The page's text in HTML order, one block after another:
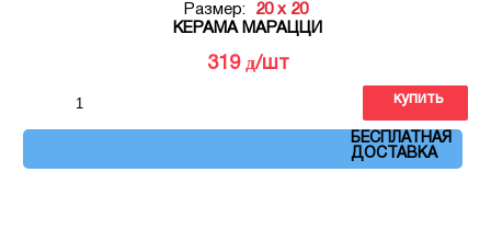
Размер:
20 x 20
КЕРАМА МАРАЦЦИ
319 д/шт
БЕСПЛАТНАЯ
ДОСТАВКА
купить